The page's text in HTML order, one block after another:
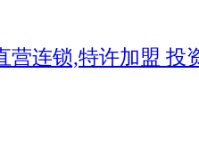
营连锁,特许加盟 投